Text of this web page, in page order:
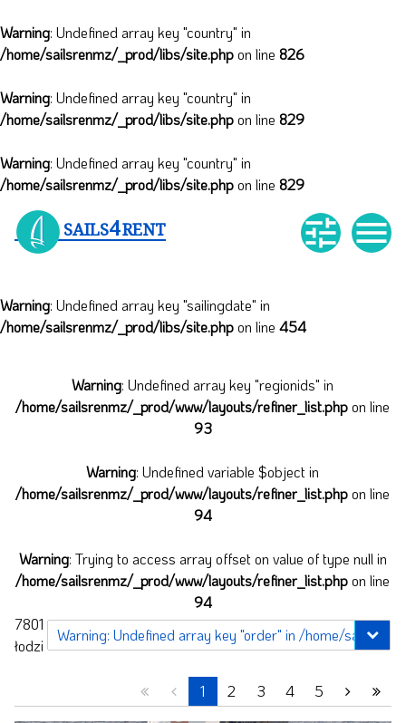
Warning: Undefined array key "country" in
/home/sailsrenmz/_prod/libs/site.phpon line 826
Warning: Undefined array key "country" in
/home/sailsrenmz/_prod/libs/site.phpon line 829
Warning: Undefined array key "country" in
/home/sailsrenmz/_prod/libs/site.phpon line 829
 
SAILS4RENT
Warning: Undefined array key "sailingdate" in
/home/sailsrenmz/_prod/libs/site.phpon line 454
Warning: Undefined array key "regionids" in
/home/sailsrenmz/_prod/www/layouts/refiner_list.phpon line
93
Warning: Undefined variable $object in
/home/sailsrenmz/_prod/www/layouts/refiner_list.phpon line
94
Warning: Trying to access array offset on value of type null in
/home/sailsrenmz/_prod/www/layouts/refiner_list.phpon line
94
7801
łodzi
1 2 3 4 5